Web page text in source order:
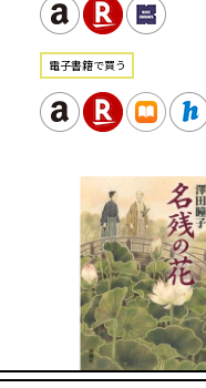
電⼦書籍で買う